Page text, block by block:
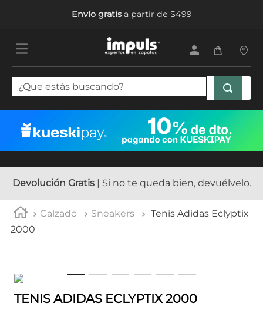
Envío gratisa partir de $499
¿Que estás buscando?
Devolución Gratis| Si no te queda bien, devuélvelo.
Calzado Sneakers
Tenis Adidas Eclyptix
2000
TENIS ADIDAS ECLYPTIX 2000
1.
sandalias mujer
tenis hombre
5. tenis